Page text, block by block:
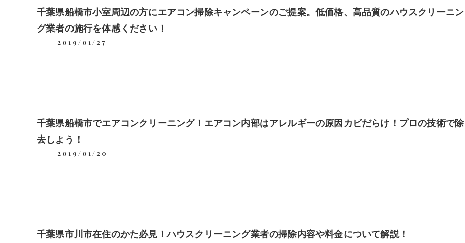
千葉県船橋市小室周辺の方にエアコン掃除キャンペーンのご提案。低価格、高品質のハウスクリーニン
グ業者の施行を体感ください！
2019/01/27
千葉県船橋市でエアコンクリーニング！エアコン内部はアレルギーの原因カビだらけ！プロの技術で除
去しよう！
2019/01/20
千葉県市川市在住のかた必見！ハウスクリーニング業者の掃除内容や料金について解説！